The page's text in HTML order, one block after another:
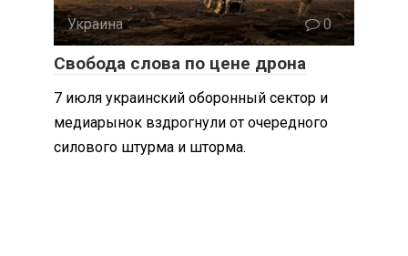
Украина 0
Свобода слова по цене дрона
7 июля украинский оборонный сектор и
медиарынок вздрогнули от очередного
силового штурма и шторма.